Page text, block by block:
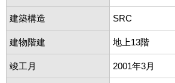
建築構造 SRC
建物階建 地上13階
竣工月 2001年3月